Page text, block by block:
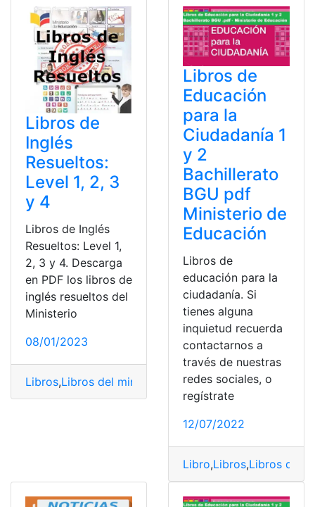
Libros de
Inglés
Resueltos:
Level 1, 2, 3
y 4
Libros de Inglés
Resueltos: Level 1,
2, 3 y 4. Descarga
en PDF los libros de
inglés resueltos del
Ministerio
08/01/2023
Libros,Libros del ministerio de educación,Libros
Libros de
Educación
para la
Ciudadanía 1
y 2
Bachillerato
BGU pdf
Ministerio de
Educación
Libros de
educación para la
ciudadanía. Si
tienes alguna
inquietud recuerda
contactarnos a
través de nuestras
redes sociales, o
regístrate
12/07/2022
Libro,Libros,Libros del